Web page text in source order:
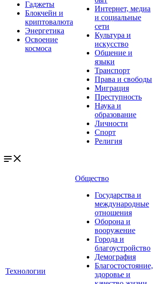
Гаджеты
Блокчейн и
криптовалюта
Энергетика
Освоение
космоса
Интернет, медиа
и социальные
сети
Культура и
искусство
Общение и
языки
Транспорт
Права и свободы
Миграция
Преступность
Наука и
образование
Личности
Спорт
Религия
Технологии
Общество
Государства и
международные
отношения
Оборона и
вооружение
Города и
благоустройство
Демография
Благостостояние,
здоровье и